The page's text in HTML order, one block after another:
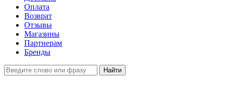
Оплата
Возврат
Отзывы
Магазины
Партнерам
Бренды